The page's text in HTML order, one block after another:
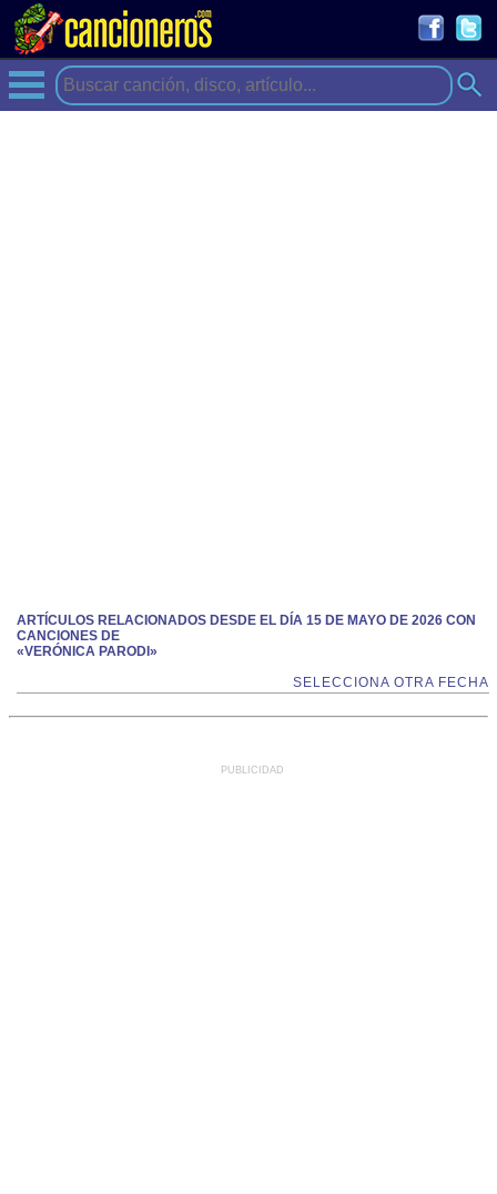
ARTÍCULOS RELACIONADOS DESDE EL DÍA 15 DE MAYO DE 2026 CON
CANCIONES DE
«VERÓNICA PARODI»
SELECCIONA OTRA FECHA
PUBLICIDAD